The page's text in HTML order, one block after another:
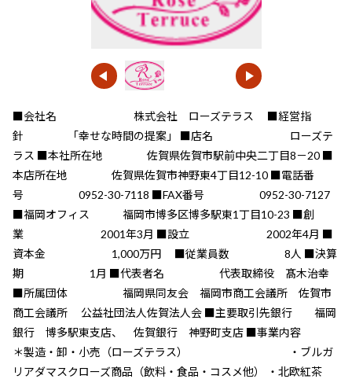
■会社名 株式会社 ローズテラス ■経営指
針 「幸せな時間の提案」 ■店名 ローズテ
ラス ■本社所在地 佐賀県佐賀市駅前中央二丁目8－20 ■
本店所在地 佐賀県佐賀市神野東4丁目12-10 ■電話番
号 0952-30-7118 ■FAX番号 0952-30-7127
■福岡オフィス 福岡市博多区博多駅東1丁目10-23 ■創
業 2001年3月 ■設立 2002年4月 ■
資本金 1,000万円 ■従業員数 8人 ■決算
期 1月 ■代表者名 代表取締役 髙木治幸
■所属団体 福岡県同友会 福岡市商工会議所 佐賀市
商工会議所 公益社団法人佐賀法人会 ■主要取引先銀行 福岡
銀行 博多駅東支店、 佐賀銀行 神野町支店 ■事業内容
＊製造・卸・小売（ローズテラス） ・ブルガ
リアダマスクローズ商品（飲料・食品・コスメ他） ・北欧紅茶